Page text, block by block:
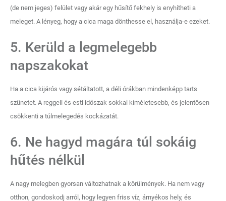
(de nem jeges) felület vagy akár egy hűsítő fekhely is enyhítheti a
meleget. A lényeg, hogy a cica maga dönthesse el, használja-e ezeket.
5. Kerüld a legmelegebb
napszakokat
Ha a cica kijárós vagy sétáltatott, a déli órákban mindenképp tarts
szünetet. A reggeli és esti időszak sokkal kíméletesebb, és jelentősen
csökkenti a túlmelegedés kockázatát.
6. Ne hagyd magára túl sokáig
hűtés nélkül
A nagy melegben gyorsan változhatnak a körülmények. Ha nem vagy
otthon, gondoskodj arról, hogy legyen friss víz, árnyékos hely, és